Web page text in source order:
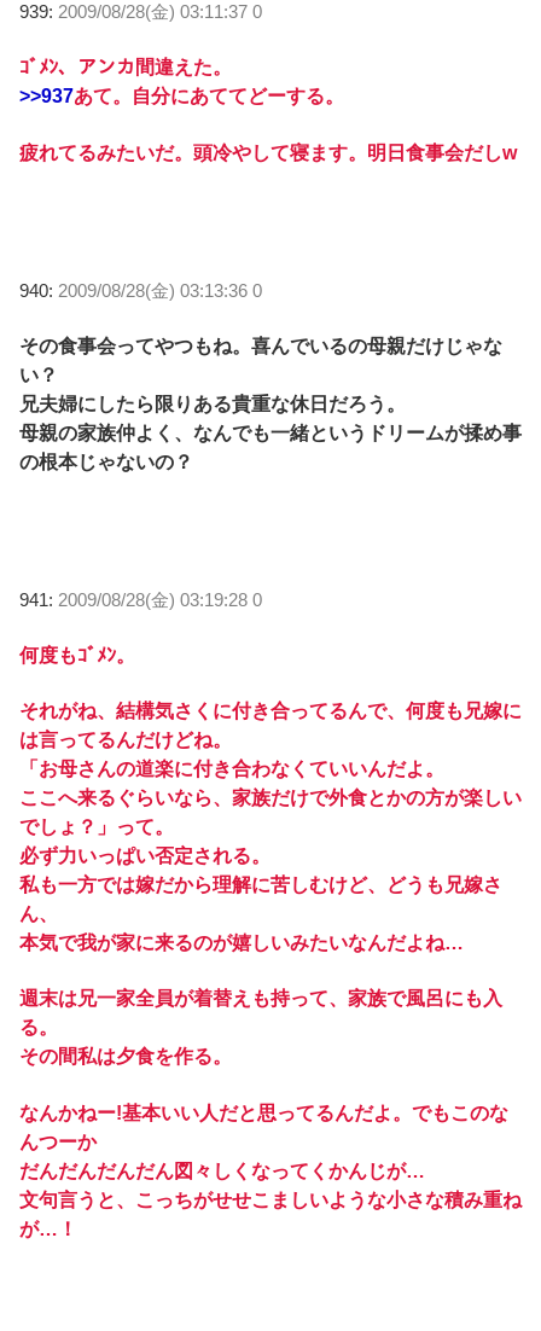
939: 2009/08/28(金) 03:11:37 0
ｺﾞﾒﾝ、アンカ間違えた。
>>937あて。自分にあててどーする。
疲れてるみたいだ。頭冷やして寝ます。明日食事会だしw
940: 2009/08/28(金) 03:13:36 0
その食事会ってやつもね。喜んでいるの母親だけじゃな
い？
兄夫婦にしたら限りある貴重な休日だろう。
母親の家族仲よく、なんでも一緒というドリームが揉め事
の根本じゃないの？
941: 2009/08/28(金) 03:19:28 0
何度もｺﾞﾒﾝ。
それがね、結構気さくに付き合ってるんで、何度も兄嫁に
は言ってるんだけどね。
「お母さんの道楽に付き合わなくていいんだよ。
ここへ来るぐらいなら、家族だけで外食とかの方が楽しい
でしょ？」って。
必ず力いっぱい否定される。
私も一方では嫁だから理解に苦しむけど、どうも兄嫁さ
ん、
本気で我が家に来るのが嬉しいみたいなんだよね…
週末は兄一家全員が着替えも持って、家族で風呂にも入
る。
その間私は夕食を作る。
なんかねー!基本いい人だと思ってるんだよ。でもこのな
んつーか
だんだんだんだん図々しくなってくかんじが…
文句言うと、こっちがせせこましいような小さな積み重ね
が…！